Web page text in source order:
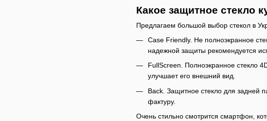
Какое защитное стекло
Предлагаем большой выбор стекол в
Case Friendly. Не полноэкранное
надежной защиты рекомендуется
FullScreen. Полноэкранное стекло
улучшает его внешний вид.
Back. Защитное стекло для задней
фактуру.
Очень стильно смотрится смартфон,